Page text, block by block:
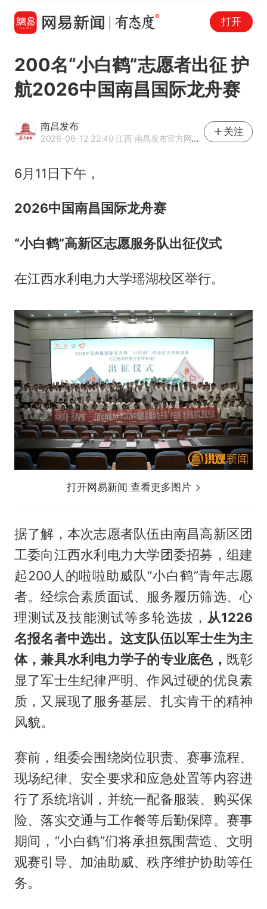
打开
200名“小白鹤”志愿者出征 护
航2026中国南昌国际龙舟赛
南昌发布
2026-06-12 22:49·江西·南昌发布官方网易号
关注
6月11日下午，
2026中国南昌国际龙舟赛
“小白鹤”高新区志愿服务队出征仪式
在江西水利电力大学瑶湖校区举行。
打开网易新闻 查看更多图片
据了解，本次志愿者队伍由南昌高新区团
工委向江西水利电力大学团委招募，组建
起200人的啦啦助威队“小白鹤”青年志愿
者。经综合素质面试、服务履历筛选、心
理测试及技能测试等多轮选拔， 从1226
名报名者中选出。这支队伍以军士生为主
体，兼具水利电力学子的专业底色， 既彰
显了军士生纪律严明、作风过硬的优良素
质，又展现了服务基层、扎实肯干的精神
风貌。
赛前，组委会围绕岗位职责、赛事流程、
现场纪律、安全要求和应急处置等内容进
行了系统培训，并统一配备服装、购买保
险、落实交通与工作餐等后勤保障。赛事
期间，“小白鹤”们将承担氛围营造、文明
观赛引导、加油助威、秩序维护协助等任
务。